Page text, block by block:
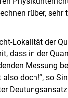
rüber, sehr
Lokalität der
dass in der
Messung
doch!“, so